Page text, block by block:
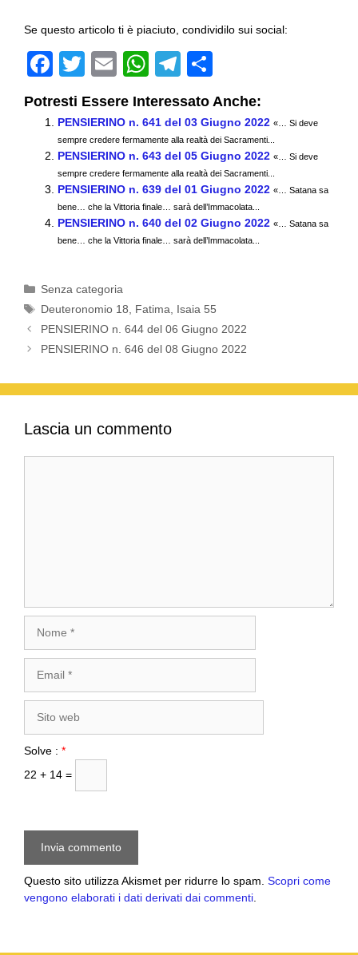
Se questo articolo ti è piaciuto, condividilo sui social:
F
c
e
b
o
o
k
T
wi
tt
er
E
m
ail
W
at
s
A
p
p
T
el
e
gr
a
m
o
n
di
vi
di
Potresti Essere Interessato Anche:
PENSIERINO n. 641 del 03 Giugno 2022 «… Si deve
sempre credere fermamente alla realtà dei Sacramenti...
PENSIERINO n. 643 del 05 Giugno 2022 «… Si deve
sempre credere fermamente alla realtà dei Sacramenti...
PENSIERINO n. 639 del 01 Giugno 2022 «… Satana sa
bene… che la Vittoria finale… sarà dell’Immacolata...
PENSIERINO n. 640 del 02 Giugno 2022 «… Satana sa
bene… che la Vittoria finale… sarà dell’Immacolata...
Categorie
Senza categoria
Tag
Deuteronomio 18, Fatima, Isaia 55
PENSIERINO n. 644 del 06 Giugno 2022
PENSIERINO n. 646 del 08 Giugno 2022
Lascia un commento
web
Solve : *
22 + 14 =
Questo sito utilizza Akismet per ridurre lo spam. Scopri come
vengono elaborati i dati derivati dai commenti.